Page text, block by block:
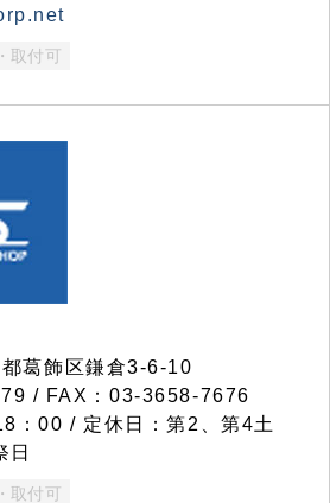
取付可
葛飾区鎌倉3-6-10
/ FAX：03-3658-7676
：00 / 定休日：第2、第4土
日
取付可